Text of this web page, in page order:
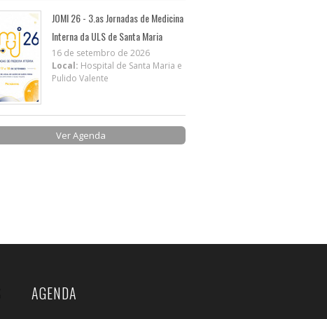
JOMI 26 - 3.as Jornadas de Medicina
Interna da ULS de Santa Maria
16 de setembro de 2026
Local: Hospital de Santa Maria e
Pulido Valente
Ver Agenda
AGENDA